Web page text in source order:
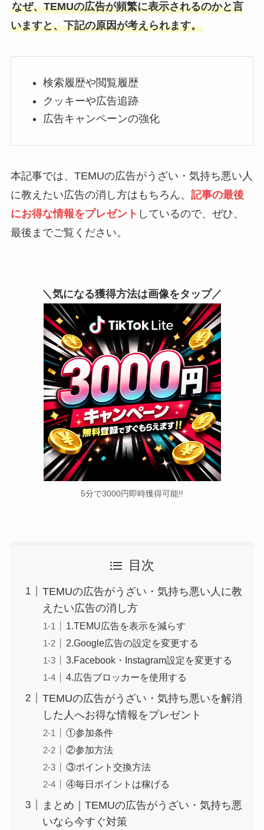
なぜ、TEMUの広告が頻繁に表示されるのかと言
いますと、下記の原因が考えられます。
検索履歴や閲覧履歴
クッキーや広告追跡
広告キャンペーンの強化
本記事では、TEMUの広告がうざい・気持ち悪い人
に教えたい広告の消し方はもちろん、 記事の最後
にお得な情報をプレゼント しているので、ぜひ、
最後までご覧ください。
＼気になる獲得方法は画像をタップ／
5分で3000円即時獲得可能!!
目次
TEMUの広告がうざい・気持ち悪い人に教
えたい広告の消し方
1.TEMU広告を表示を減らす
2.Google広告の設定を変更する
3.Facebook・Instagram設定を変更する
4.広告ブロッカーを使用する
TEMUの広告がうざい・気持ち悪いを解消
した人へお得な情報をプレゼント
①参加条件
②参加方法
③ポイント交換方法
④毎日ポイントは稼げる
まとめ｜TEMUの広告がうざい・気持ち悪
いなら今すぐ対策